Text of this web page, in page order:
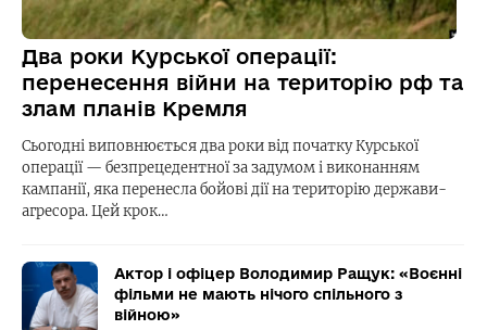
Два роки Курської операції:
перенесення війни на територію рф та
злам планів Кремля
Сьогодні виповнюється два роки від початку Курської
операції — безпрецедентної за задумом і виконанням
кампанії, яка перенесла бойові дії на територію держави-
агресора. Цей крок…
Актор і офіцер Володимир Ращук: «Воєнні
фільми не мають нічого спільного з
війною»